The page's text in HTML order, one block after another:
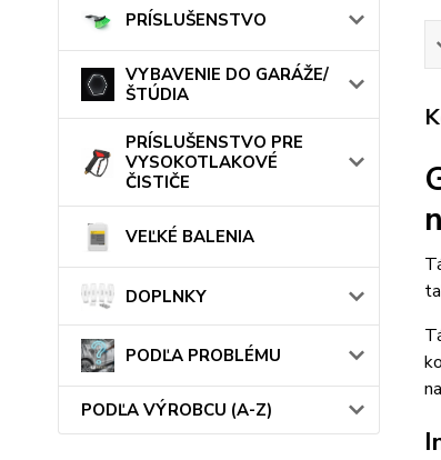
PRÍSLUŠENSTVO
VYBAVENIE DO GARÁŽE/
ŠTÚDIA
PRÍSLUŠENSTVO PRE
VYSOKOTLAKOVÉ
ČISTIČE
VEĽKÉ BALENIA
DOPLNKY
PODĽA PROBLÉMU
PODĽA VÝROBCU (A-Z)